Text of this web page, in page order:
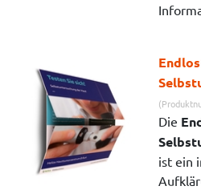
Die
ist ein